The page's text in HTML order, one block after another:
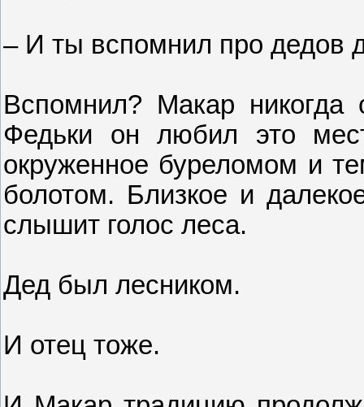
– И ты вспомнил про дедов
Вспомнил? Макар
Федьки он любил это
окруженное буреломом и
болотом. Близкое и
слышит голос леса.
Дед был лесником.
И отец тоже.